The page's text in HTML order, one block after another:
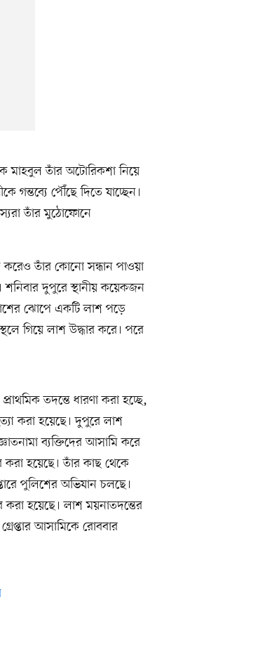
মাহবুল তাঁর অটোরিকশা নিয়ে
গন্তব্যে পৌঁছে দিতে যাচ্ছেন।
তাঁর মুঠোফোনে
করেও তাঁর কোনো সন্ধান পাওয়া
শনিবার দুপুরে স্থানীয় কয়েকজন
ঝোপে একটি লাশ পড়ে
গিয়ে লাশ উদ্ধার করে। পরে
তদন্তে ধারণা করা হচ্ছে,
করা হয়েছে। দুপুরে লাশ
ব্যক্তিদের আসামি করে
করা হয়েছে। তাঁর কাছ থেকে
পুলিশের অভিযান চলছে।
হয়েছে। লাশ ময়নাতদন্তের
আসামিকে রোববার